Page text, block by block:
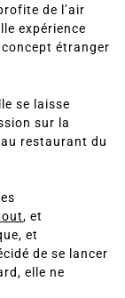
de l’air
expérience
étranger
se laisse
sur la
restaurant du
, et
et
de se lancer
elle ne